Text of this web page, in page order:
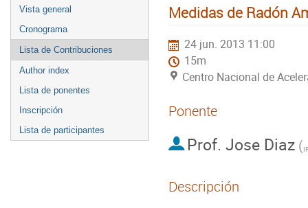
Vista general
Cronograma
Lista de Contribuciones
Author index
Lista de ponentes
Inscripción
Lista de participantes
Medidas de Radón
24 jun. 2013 11:00
15m
Centro Nacional de
Ponente
Prof. Jose Diaz(
Descripción